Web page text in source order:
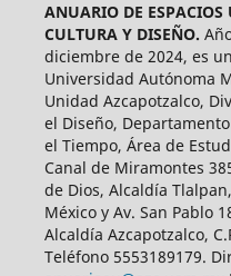
ANUARIO DE
CULTURA Y DISEÑO.
diciembre de 2024, es
Universidad Autónoma
Unidad Azcapotzalco,
el Diseño,
el Tiempo, Área de
Canal de Miramontes
de Dios, Alcaldía
México y Av. San Pablo
Alcaldía Azcapotzalco,
Teléfono 5553189179.